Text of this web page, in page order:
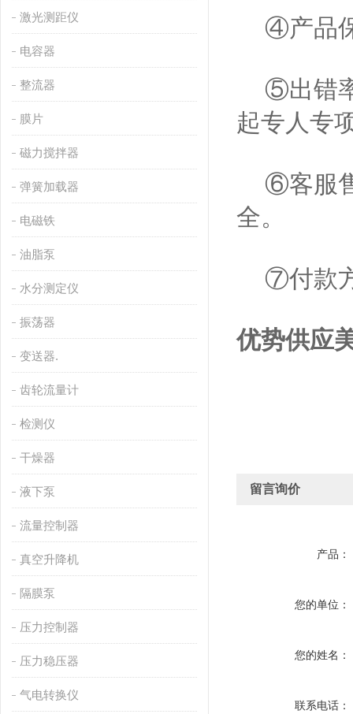
激光测距仪
电容器
整流器
膜片
磁力搅拌器
弹簧加载器
电磁铁
油脂泵
水分测定仪
振荡器
变送器.
齿轮流量计
检测仪
干燥器
液下泵
流量控制器
真空升降机
隔膜泵
压力控制器
压力稳压器
气电转换仪
④产品
⑤出错率
起专人专
⑥客服售
全。
⑦付款
优势供应
留言询价
产品：
您的单位：
您的姓名：
联系电话：